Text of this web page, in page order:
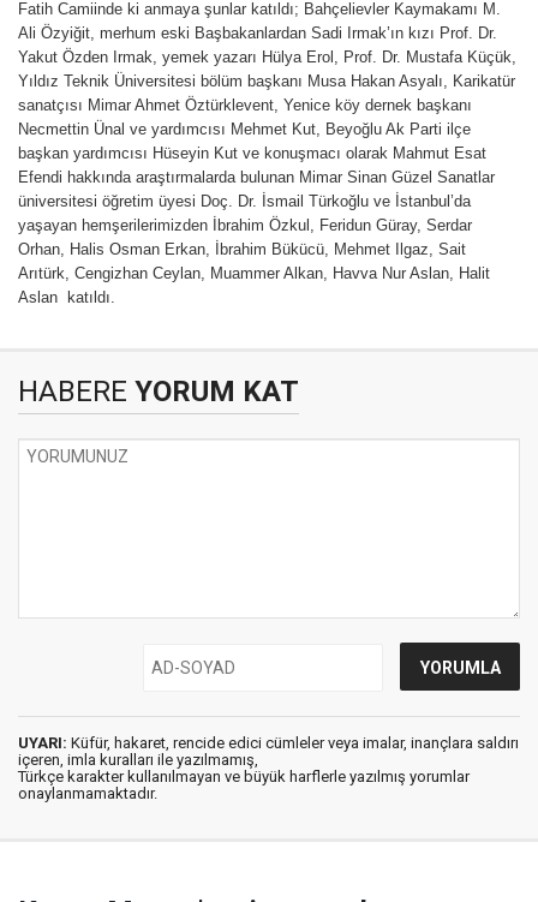
Fatih Camiinde ki anmaya şunlar katıldı; Bahçelievler Kaymakamı M.
Ali Özyiğit, merhum eski Başbakanlardan Sadi Irmak’ın kızı Prof. Dr.
Yakut Özden Irmak, yemek yazarı Hülya Erol, Prof. Dr. Mustafa Küçük,
Yıldız Teknik Üniversitesi bölüm başkanı Musa Hakan Asyalı, Karikatür
sanatçısı Mimar Ahmet Öztürklevent, Yenice köy dernek başkanı
Necmettin Ünal ve yardımcısı Mehmet Kut, Beyoğlu Ak Parti ilçe
başkan yardımcısı Hüseyin Kut ve konuşmacı olarak Mahmut Esat
Efendi hakkında araştırmalarda bulunan Mimar Sinan Güzel Sanatlar
üniversitesi öğretim üyesi Doç. Dr. İsmail Türkoğlu ve İstanbul’da
yaşayan hemşerilerimizden İbrahim Özkul, Feridun Güray, Serdar
Orhan, Halis Osman Erkan, İbrahim Bükücü, Mehmet Ilgaz, Sait
Arıtürk, Cengizhan Ceylan, Muammer Alkan, Havva Nur Aslan, Halit
Aslan katıldı.
HABERE YORUM KAT
UYARI: Küfür, hakaret, rencide edici cümleler veya imalar, inançlara saldırı
içeren, imla kuralları ile yazılmamış,
Türkçe karakter kullanılmayan ve büyük harflerle yazılmış yorumlar
onaylanmamaktadır.